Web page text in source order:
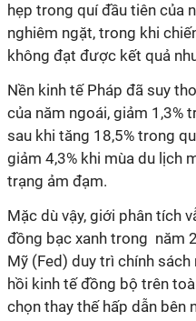
hẹp trong quí đầu tiên của
nghiêm ngặt, trong khi
không đạt được kết quả
Nền kinh tế Pháp đã suy
của năm ngoái, giảm 1,3%
sau khi tăng 18,5% trong
giảm 4,3% khi mùa du lịch
trạng ảm đạm.
Mặc dù vậy, giới phân tích
đồng bạc xanh trong năm
Mỹ (Fed) duy trì chính
hồi kinh tế đồng bộ trên
chọn thay thế hấp dẫn bên